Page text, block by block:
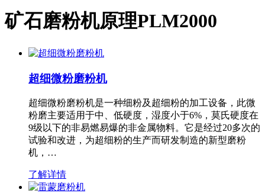
矿石磨粉机原理PLM2000
超细微粉磨粉机
超细微粉磨粉机是一种细粉及超细粉的加工设备，此微
粉磨主要适用于中、低硬度，湿度小于6%，莫氏硬度在
9级以下的非易燃易爆的非金属物料。它是经过20多次的
试验和改进，为超细粉的生产而研发制造的新型磨粉
机，…
了解详情